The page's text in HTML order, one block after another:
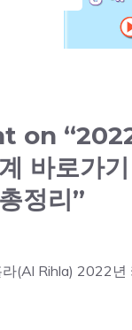
on
바로가
정리”
(Al Rihla) 2022년